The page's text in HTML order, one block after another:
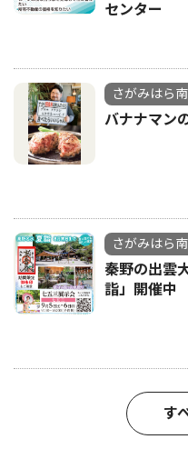
センター
さがみはら
バナナマン
さがみはら
秦野の出雲
詣」開催中
す